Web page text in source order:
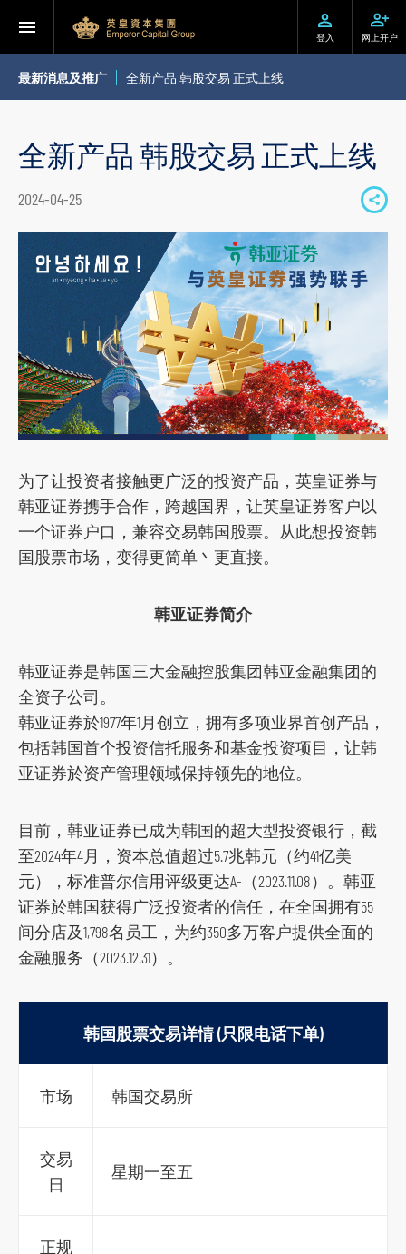
登入 网上开户
最新消息及推广 全新产品 韩股交易 正式上线
全新产品 韩股交易 正式上线
2024-04-25
S
h
s
o
c
a
l
m
p
t
r
为了让投资者接触更广泛的投资产品，英皇证券与
韩亚证券携手合作，跨越国界，让英皇证券客户以
一个证券户口，兼容交易韩国股票。从此想投资韩
国股票市场，变得更简单丶更直接。
韩亚证券简介
韩亚证券是韩国三大金融控股集团韩亚金融集团的
全资子公司。
韩亚证券於1977年1月创立，拥有多项业界首创产品，
包括韩国首个投资信托服务和基金投资项目，让韩
亚证券於资产管理领域保持领先的地位。
目前，韩亚证券已成为韩国的超大型投资银行，截
至2024年4月，资本总值超过5.7兆韩元（约41亿美
元），标准普尔信用评级更达A-（2023.11.08）。韩亚
证券於韩国获得广泛投资者的信任，在全国拥有55
间分店及1,798名员工，为约350多万客户提供全面的
金融服务（2023.12.31）。
韩国股票交易详情 (只限电话下单)
市场 韩国交易所
交易
日
星期一至五
正规